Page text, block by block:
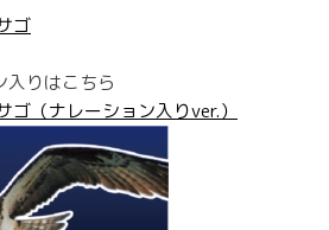
ゴ
入りはこちら
ゴ（ナレーション入りver.）